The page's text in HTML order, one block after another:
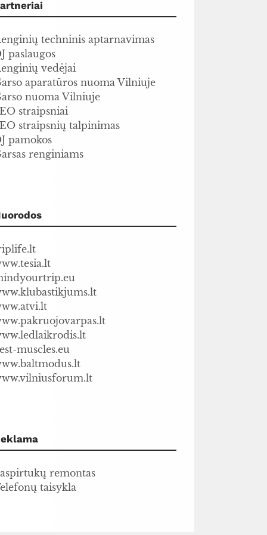
techninis aptarnavimas
paslaugos
vedėjai
aparatūros nuoma Vilniuje
nuoma Vilniuje
straipsniai
straipsnių talpinimas
pamokos
renginiams
muscles.eu
remontas
taisykla